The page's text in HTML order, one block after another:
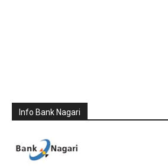
Info Bank Nagari